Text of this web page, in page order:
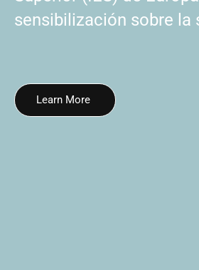
sensibilización sobre la
Learn More